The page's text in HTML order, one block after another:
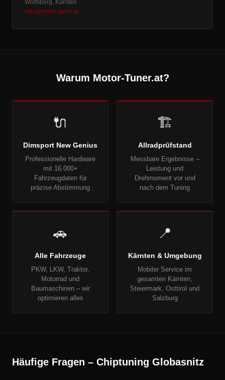
Wolfsberg, Kärnten
info@motor-tuner.at
Warum Motor-Tuner.at?
🔌
Dimsport New Genius
Professionelle Hardware
mit 16.000+
Fahrzeugdaten für
präzise Abstimmung
🏗
Allradprüfstand
Messbare Ergebnisse –
Leistung und
Drehmoment vor und
nach dem Tuning
🚗
Alle Fahrzeuge
PKW, LKW, Traktor,
Motorrad und
Baumaschinen – wir
optimieren alles
📍
Kärnten & Umgebung
Mobiler Service im
gesamten Kärnten,
Steiermark, Osttirol und
Salzburg
Häufige Fragen – Chiptuning Globasnitz